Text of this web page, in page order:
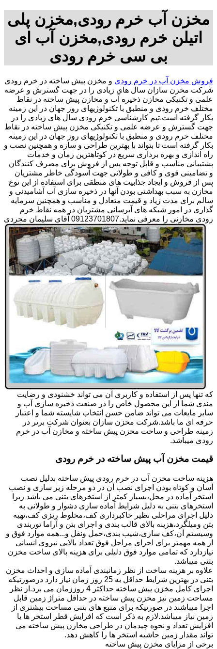
مخزن آب خرم رودی,مخزن پلی
اتیلن خرم رودی,مخزن آب ای
بی سی خرم رودی
فروش مخزن آب در خرم رودی و مخزن پیش ساخته در خرم رودی
شرکت مخزن سازان سال های زیادی را در جهت گسترش و عرضه
علمی و تکنیکی مخازن ذخیره آب و مخازن پیش ساخته در نقاط
مختلف خرم رودی و منطبق با تکنولوژیهای روز جهان در این زمینه
بکار گرفته است.تیم کارشناسی خرم رودی سال های زیادی را در
جهت گسترش و عرضه علمی و تکنیکی مخزن پیش ساخته در نقاط
مختلف خرم رودی و منطبق با تکنولوژیهای روز جهان در این زمینه
بکار گرفته است تا بتواند با بهترین طراحی و سازه و همچنین نصب و
راه اندازی و بهره برداری سریع در کوتاهترین زمان و خدمات
پشتیبانی مناسب و قابل توجه پس از فروش برای مصرف کنندگان
و تضامینی قوی و کافی و طولانی جهت آسودگی خاطر مشتریان
پس از فروش و ایجاد جذابیت های منطقی برای استفاده از این نوع
مخازن به سبب بهداشتی بودن آنها در ذخیره سازی آب آشامیدنی و
سالم برای مدت زیاد و قیمت متعادل و مناسب و همچنین سرمایه
گذاری در امور شبکه های آبرسانی مشتریان در همه نقاط خرم
رودی مخازنی را معرفی نماید.09123701807 آقای سلیمان مجردی
که تنها پس از استفاده و کاربری آن می تواند خشنودی و رضایت
مندی شما از این محصول خاص را در صنعت ذخیره سازی آب و
سایر مایعات می تواند ضامن حسن انتخاب شایسته شما و اعتبار
حرفه ای ما باشد.شرکت مخزن سازان بعنوان شرکت برتر در
زمینه طراحی و ساخت مخزن پیش ساخته و مخازن آب در خرم
رودی میباشد.
قیمت مخزن آب پیش ساخته در خرم رودی
هزینه ساخت مخزن آب در خرم رودی پیش ساخته بدلیل نصب
آسان و کوتاه بودن اجرای نصب آن در دو مرحله زیر سازی و نصب
استخر آماده در محل،بسیار کمتر از استخرهای بتنی می باشد زیرا
استخرهای بتنی به دلیل شرایط آماده سازی دشوار و طولانی به
دلیل اجرای مراحلی نظیر خاکبرداری کف،مخلوط ریزی کف،تهیه
بتن ومیلگرد،هزینه بالای قالب بندی و اجرای بتن و آراما توربندی
وسیستم آن،کف سازی،شیب بندی،حمل ونقل و...همه موارد فوق و
از همه مهمتر برای اجرای مراحل فوق تعداد بالایی نیروی انسانی
نیازدارد که تمامی موارد فوق دلیلی برای هزینه بالای ساخت مخزن
بتنی میباشد.
علاوه بر هزینه ساخت از نظر زمانبندی آماده سازی و احداث مخزن
بتنی در بهترین شرایط حداقل به 25 روز زمان نیاز دارد درصورتیکه
اجرای کامل مخزن پیش ساخته حداکثر 4 روززمان می برد.از نظر
مساحت زمین نیز مخزن پیش ساخته در حداقل متراژ زمین قابل
اجرا میباشند در صورتیکه برای منبع های بتنی مساحت بیشتری از
زمین نیاز میباشد.لازم به ذکر است که افزایش قطر استخر ها یا
افزایش تعداد و نحوه چیدمان در طراحی مخازن پیش ساخته می
تواند مقدار زمین حاشیه استخر ها را کاهش دهد.
برخی از مزایای مخزن پیش ساخته